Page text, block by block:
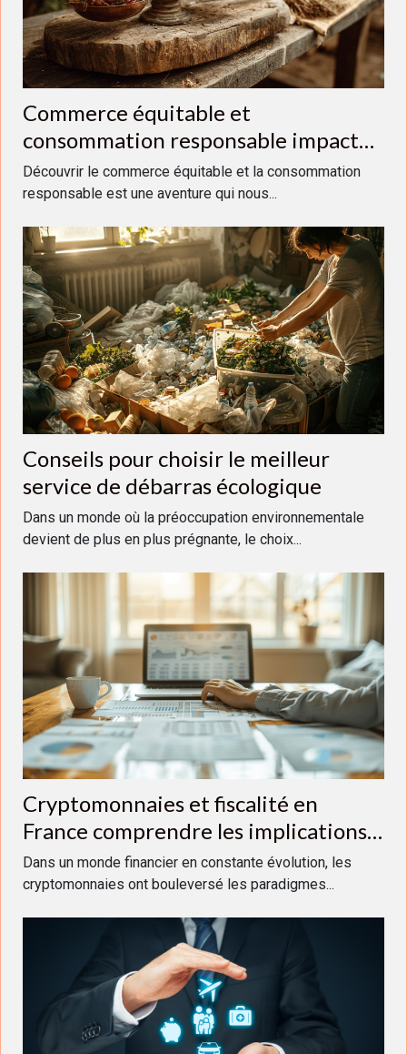
Commerce équitable et
consommation responsable impact
sur les économies locales
Découvrir le commerce équitable et la consommation
responsable est une aventure qui nous...
Conseils pour choisir le meilleur
service de débarras écologique
Dans un monde où la préoccupation environnementale
devient de plus en plus prégnante, le choix...
Cryptomonnaies et fiscalité en
France comprendre les implications
en 2023
Dans un monde financier en constante évolution, les
cryptomonnaies ont bouleversé les paradigmes...